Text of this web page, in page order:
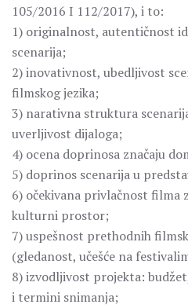
105/2016 I 112/2017), i to:
1) originalnost, autentičnost
scenarija;
2) inovativnost, ubedljivost
filmskog jezika;
3) narativna struktura
uverljivost dijaloga;
4) ocena doprinosa značaju
5) doprinos scenarija u
6) očekivana privlačnost filma
kulturni prostor;
7) uspešnost prethodnih
(gledanost, učešće na
8) izvodljivost projekta:
i termini snimanja;